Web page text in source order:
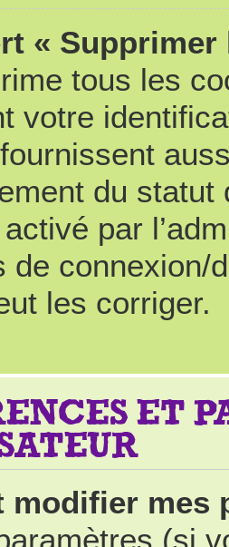
«
tous les
votre
du
par
de connexion/
les corriger.
ET
modifier mes
(si